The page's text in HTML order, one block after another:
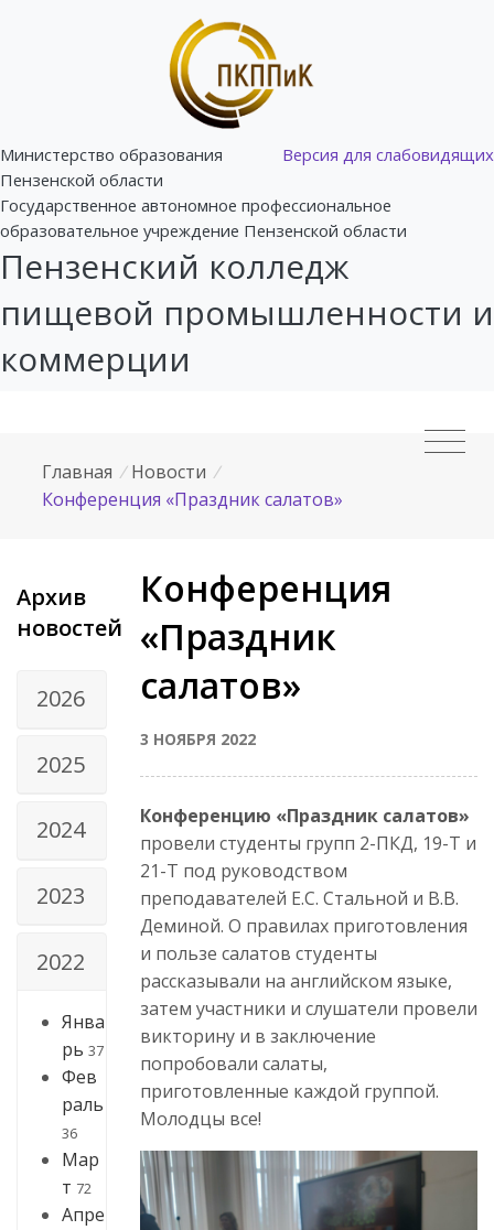
Версия для слабовидящих
Министерство образования
Пензенской области
Государственное автономное профессиональное
образовательное учреждение Пензенской области
Пензенский колледж
пищевой промышленности и
коммерции
Главная / Новости /
Конференция «Праздник салатов»
Архив
новостей
2026
2025
2024
2023
2022
Янва
рь 37
Фев
раль
36
Мар
т 72
Апре
Конференция
«Праздник
салатов»
3 НОЯБРЯ 2022
Конференцию «Праздник салатов»
провели студенты групп 2-ПКД, 19-Т и
21-Т под руководством
преподавателей Е.С. Стальной и В.В.
Деминой. О правилах приготовления
и пользе салатов студенты
рассказывали на английском языке,
затем участники и слушатели провели
викторину и в заключение
попробовали салаты,
приготовленные каждой группой.
Молодцы все!